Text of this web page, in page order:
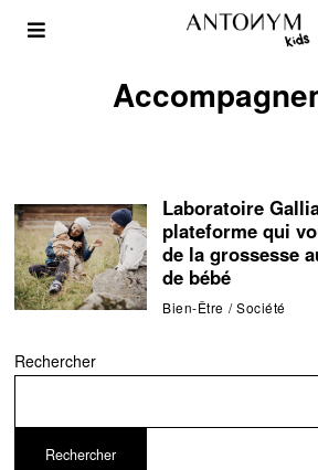
Laboratoire
plateforme qui
de la grossesse
de bébé
Bien-Être / Société
Rechercher
Rechercher